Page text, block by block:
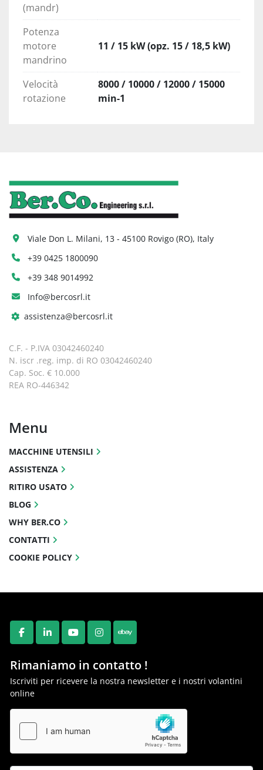
(mandr)
Potenza
motore
mandrino
11 / 15 kW (opz. 15 / 18,5 kW)
Velocità
rotazione
8000 / 10000 / 12000 / 15000
min-1
FACEBOOK
LINKEDINYOUTUBEINSTAGRAM
EBAY
Rimaniamo in contatto !
Iscriviti per ricevere la nostra newsletter e i nostri volantini
online
Viale Don L. Milani, 13 - 45100 Rovigo (RO), Italy
+39 0425 1800090
+39 348 9014992
Info@bercosrl.it
assistenza@bercosrl.it
C.F. - P.IVA 03042460240
N. iscr .reg. imp. di RO 03042460240
Cap. Soc. € 10.000
REA RO-446342
Menu
MACCHINE UTENSILI
ASSISTENZA
RITIRO USATO
BLOG
WHY BER.CO
CONTATTI
COOKIE POLICY